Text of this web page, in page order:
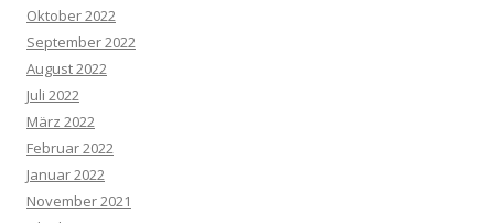
Oktober 2022
September 2022
August 2022
Juli 2022
März 2022
Februar 2022
Januar 2022
November 2021